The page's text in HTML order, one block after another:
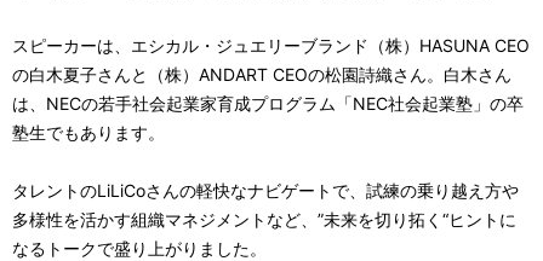
スピーカーは、エシカル・ジュエリーブランド（株）HASUNA CEO
の白木夏子さんと（株）ANDART CEOの松園詩織さん。白木さん
は、NECの若手社会起業家育成プログラム「NEC社会起業塾」の卒
塾生でもあります。
タレントのLiLiCoさんの軽快なナビゲートで、試練の乗り越え方や
多様性を活かす組織マネジメントなど、”未来を切り拓く“ヒントに
なるトークで盛り上がりました。